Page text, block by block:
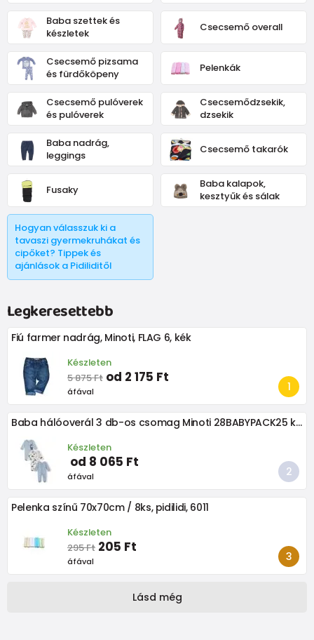
Baba szettek és
készletek
Csecsemő overall
Csecsemő pizsama
és fürdőköpeny
Pelenkák
Csecsemő pulóverek
és pulóverek
Csecsemődzsekik,
dzsekik
Baba nadrág,
leggings
Csecsemő takarók
Fusaky
Baba kalapok,
kesztyűk és sálak
Hogyan válasszuk ki a
tavaszi gyermekruhákat és
cipőket? Tippek és
ajánlások a Pidiliditől
Legkeresettebb
Fiú farmer nadrág, Minoti, FLAG 6, kék
Készleten
5 875 Ft od 2 175 Ft
áfával
Baba hálóoverál 3 db-os csomag Minoti 28BABYPACK25 kék
Készleten
od 8 065 Ft
áfával
Pelenka színű 70x70cm / 8ks, pidilidi, 6011
Készleten
295 Ft 205 Ft
áfával
Lásd még